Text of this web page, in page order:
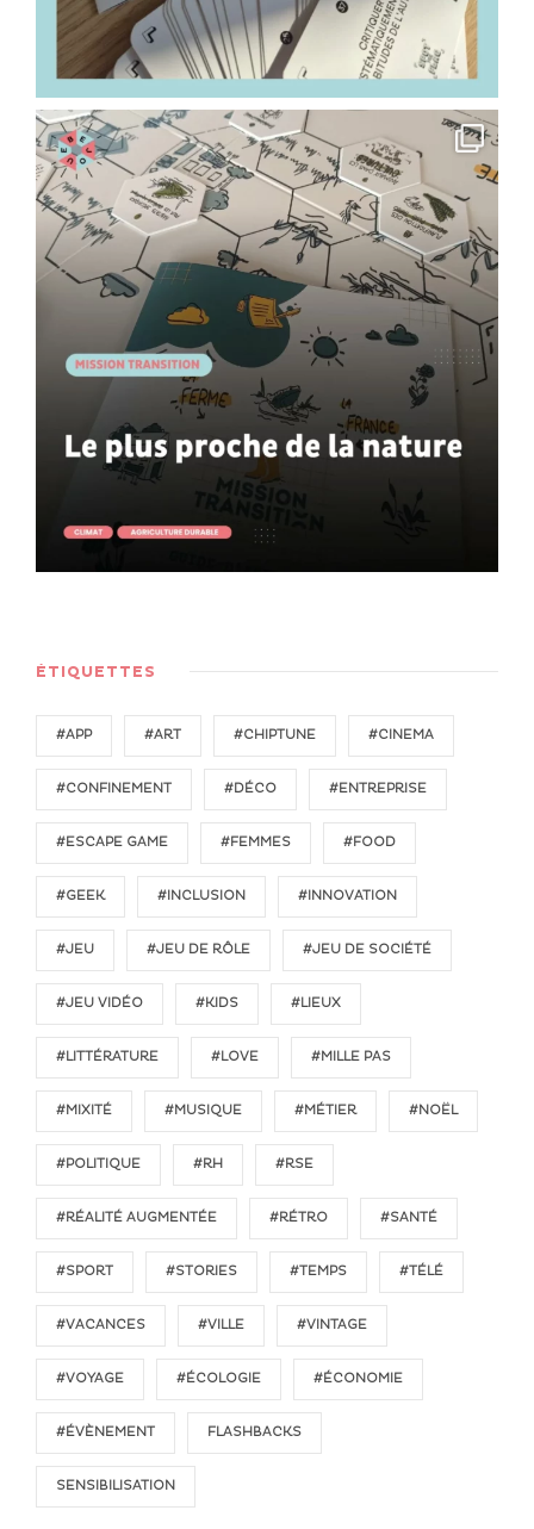
ÉTIQUETTES
#APP #ART #CHIPTUNE #CINEMA
#CONFINEMENT #DÉCO #ENTREPRISE
#ESCAPE GAME #FEMMES #FOOD
#GEEK #INCLUSION #INNOVATION
#JEU #JEU DE RÔLE #JEU DE SOCIÉTÉ
#JEU VIDÉO #KIDS #LIEUX
#LITTÉRATURE #LOVE #MILLE PAS
#MIXITÉ #MUSIQUE #MÉTIER #NOËL
#POLITIQUE #RH #RSE
#RÉALITÉ AUGMENTÉE #RÉTRO #SANTÉ
#SPORT #STORIES #TEMPS #TÉLÉ
#VACANCES #VILLE #VINTAGE
#VOYAGE #ÉCOLOGIE #ÉCONOMIE
#ÉVÈNEMENT FLASHBACKS
SENSIBILISATION